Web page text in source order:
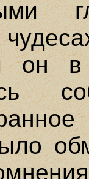
он в